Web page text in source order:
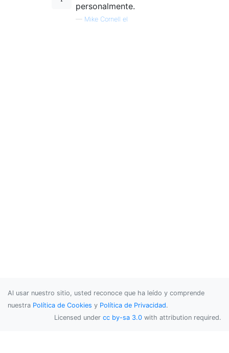
personalmente.
— Mike Cornell el
Al usar nuestro sitio, usted reconoce que ha leído y comprende
nuestra Política de Cookies y Política de Privacidad.
Licensed under cc by-sa 3.0 with attribution required.